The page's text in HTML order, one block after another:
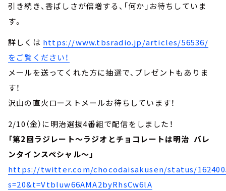
引き続き、香ばしさが倍増する、「何か」お待ちしていま
す。
詳しくは https://www.tbsradio.jp/articles/56536/
をご覧ください！
メールを送ってくれた方に抽選で、プレゼントもありま
す！
沢山の直火ローストメールお待ちしています！
2/10（金）に明治選抜4番組で配信をしました！
「第2回ラジレート～ラジオとチョコレートは明治 バレ
ンタインスペシャル～」
https://twitter.com/chocodaisakusen/status/
s=20&t=Vtbluw66AMA2byRhsCw6lA